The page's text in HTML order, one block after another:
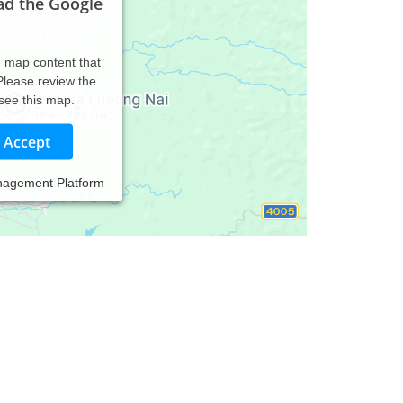
map content that
review the
this map.
Accept
Platform